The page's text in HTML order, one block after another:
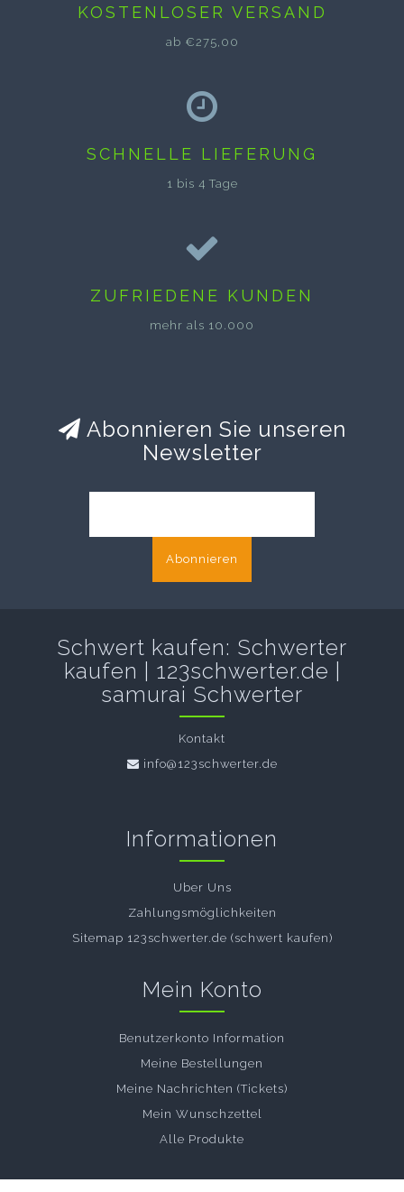
KOSTENLOSER VERSAND
ab €275,00
SCHNELLE LIEFERUNG
1 bis 4 Tage
ZUFRIEDENE KUNDEN
mehr als 10.000
Abonnieren Sie unseren
Newsletter
Abonnieren
Schwert kaufen: Schwerter
kaufen | 123schwerter.de |
samurai Schwerter
Kontakt
info@123schwerter.de
Informationen
Uber Uns
Zahlungsmöglichkeiten
Sitemap 123schwerter.de (schwert kaufen)
Mein Konto
Benutzerkonto Information
Meine Bestellungen
Meine Nachrichten (Tickets)
Mein Wunschzettel
Alle Produkte